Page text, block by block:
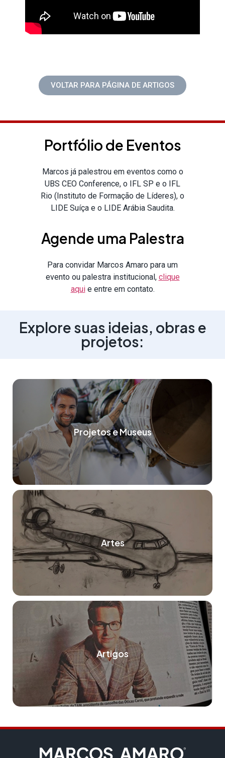
VOLTAR PARA PÁGINA DE ARTIGOS
Portfólio de Eventos
Marcos já palestrou em eventos como o
UBS CEO Conference, o IFL SP e o IFL
Rio (Instituto de Formação de Líderes), o
LIDE Suíça e o LIDE Arábia Saudita.
Agende uma Palestra
Para convidar Marcos Amaro para um
evento ou palestra institucional, clique
aquie entre em contato.
Explore suas ideias, obras e
projetos:
Projetos e Museus
Artes
Artigos